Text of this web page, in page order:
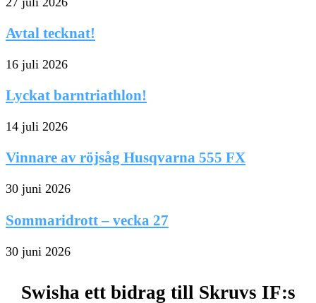
Avtal tecknat!
16 juli 2026
Lyckat barntriathlon!
14 juli 2026
Vinnare av röjsåg Husqvarna 555 FX
30 juni 2026
Sommaridrott – vecka 27
30 juni 2026
Swisha ett bidrag till Skruvs IF:s